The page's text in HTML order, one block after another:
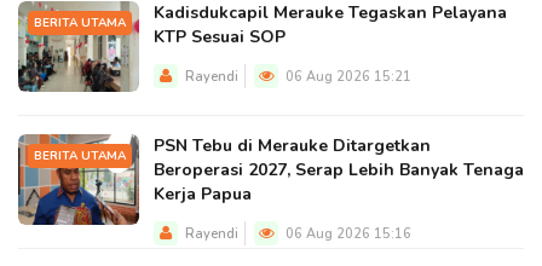
BERITA UTAMA
Kadisdukcapil Merauke Tegaskan Pelayana
KTP Sesuai SOP
Rayendi 06 Aug 2026 15:21
BERITA UTAMA
PSN Tebu di Merauke Ditargetkan
Beroperasi 2027, Serap Lebih Banyak Tenaga
Kerja Papua
Rayendi 06 Aug 2026 15:16